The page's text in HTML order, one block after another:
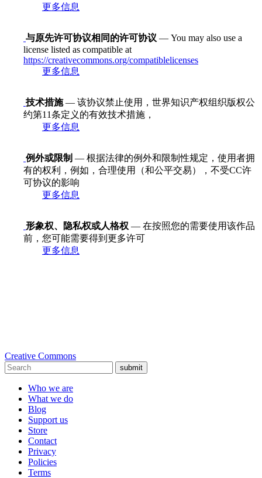
更多信息
与原先许可协议相同的许可协议 — You may also use a
license listed as compatible at
https://creativecommons.org/compatiblelicenses
更多信息
技术措施— 该协议禁止使用，世界知识产权组织版权公
约第11条定义的有效技术措施，
更多信息
例外或限制 — 根据法律的例外和限制性规定，使用者拥
有的权利，例如，合理使用（和公平交易），不受CC许
可协议的影响
更多信息
形象权、隐私权或人格权 — 在按照您的需要使用该作品
前，您可能需要得到更多许可
更多信息
Creative Commons
submit
Who we are
What we do
Blog
Support us
Store
Contact
Privacy
Policies
Terms